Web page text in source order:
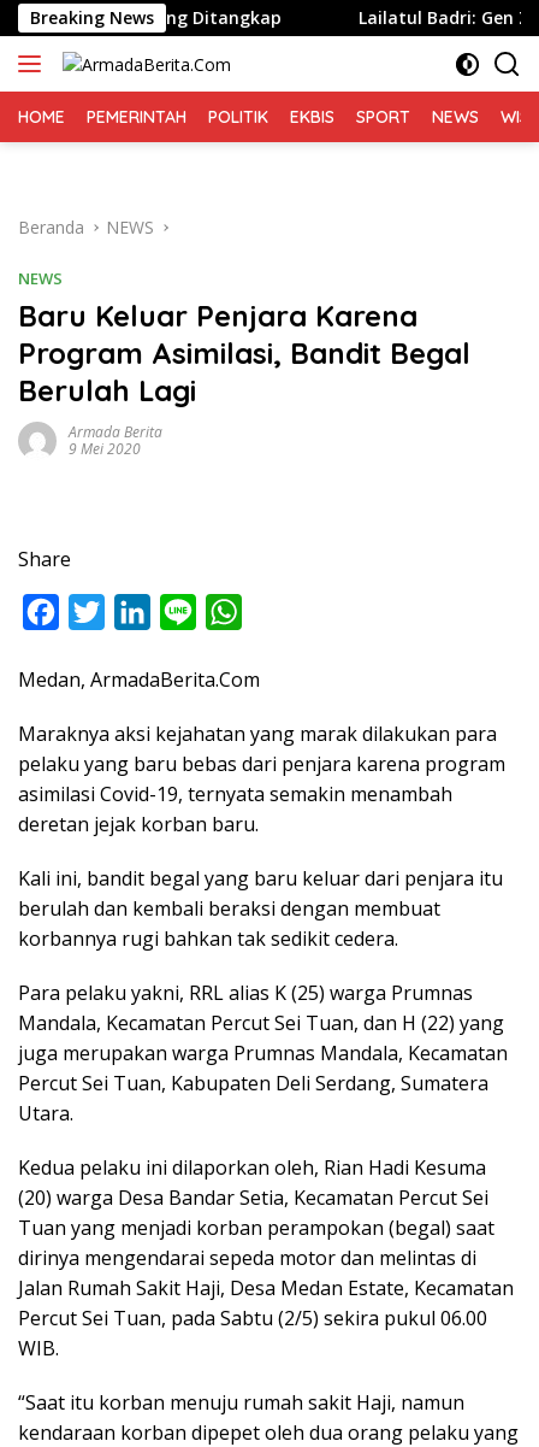
Langsung
ke
konten
Breaking News
3 Orang Ditangkap Lailatul Badri: Gen Z dan Gen
HOME PEMERINTAH POLITIK EKBIS SPORT NEWS
Beranda NEWS
NEWS
Baru Keluar Penjara Karena
Program Asimilasi, Bandit Begal
Berulah Lagi
Armada Berita
9 Mei 2020
Share
c
e
b
o
o
i
t
e
r
n
k
e
d
I
n
n
a
s
A
p
Medan, ArmadaBerita.Com
Maraknya aksi kejahatan yang marak dilakukan para
pelaku yang baru bebas dari penjara karena program
asimilasi Covid-19, ternyata semakin menambah
deretan jejak korban baru.
Kali ini, bandit begal yang baru keluar dari penjara itu
berulah dan kembali beraksi dengan membuat
korbannya rugi bahkan tak sedikit cedera.
Para pelaku yakni, RRL alias K (25) warga Prumnas
Mandala, Kecamatan Percut Sei Tuan, dan H (22) yang
juga merupakan warga Prumnas Mandala, Kecamatan
Percut Sei Tuan, Kabupaten Deli Serdang, Sumatera
Utara.
Kedua pelaku ini dilaporkan oleh, Rian Hadi Kesuma
(20) warga Desa Bandar Setia, Kecamatan Percut Sei
Tuan yang menjadi korban perampokan (begal) saat
dirinya mengendarai sepeda motor dan melintas di
Jalan Rumah Sakit Haji, Desa Medan Estate, Kecamatan
Percut Sei Tuan, pada Sabtu (2/5) sekira pukul 06.00
WIB.
“Saat itu korban menuju rumah sakit Haji, namun
kendaraan korban dipepet oleh dua orang pelaku yang